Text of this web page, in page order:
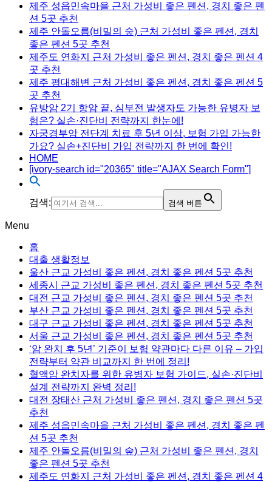
제주 성읍민속마을 근처 가성비 좋은 펜션, 경치 좋은 펜
션 5곳 추천
제주 안돌오름(비밀의 숲) 근처 가성비 좋은 펜션, 경치
좋은 펜션 5곳 추천
제주도 연화지 근처 가성비 좋은 펜션, 경치 좋은 펜션 4
곳 추천
제주 평대해변 근처 가성비 좋은 펜션, 경치 좋은 펜션 5
곳 추천
유방암 2기 항암 끝, 심부전 발생자도 가능한 유병자 보
험은? 실손·진단비 전략까지 한눈에!
자궁경부암 전단계 치료 후 5년 이상, 보험 가입 가능한
가요? 실손+진단비 가입 전략까지 한 번에 확인!
HOME
[ivory-search id="20365" title="AJAX Search Form"]
검색: 검색 버튼
Menu
홈
대출 생활정보
울산 근교 가성비 좋은 펜션, 경치 좋은 펜션 5곳 추천
세종시 근교 가성비 좋은 펜션, 경치 좋은 펜션 5곳 추천
대전 근교 가성비 좋은 펜션, 경치 좋은 펜션 5곳 추천
부산 근교 가성비 좋은 펜션, 경치 좋은 펜션 5곳 추천
대구 근교 가성비 좋은 펜션, 경치 좋은 펜션 5곳 추천
서울 근교 가성비 좋은 펜션, 경치 좋은 펜션 5곳 추천
‘암 완치 후 5년’ 기준이 보험 약관마다 다른 이유 – 가입
전략부터 약관 비교까지 한 번에 정리!
혈액암 완치자를 위한 유병자 보험 가이드, 실손·진단비
설계 전략까지 완벽 정리!
대전 장태산 근처 가성비 좋은 펜션, 경치 좋은 펜션 5곳
추천
제주 성읍민속마을 근처 가성비 좋은 펜션, 경치 좋은 펜
션 5곳 추천
제주 안돌오름(비밀의 숲) 근처 가성비 좋은 펜션, 경치
좋은 펜션 5곳 추천
제주도 연화지 근처 가성비 좋은 펜션, 경치 좋은 펜션 4